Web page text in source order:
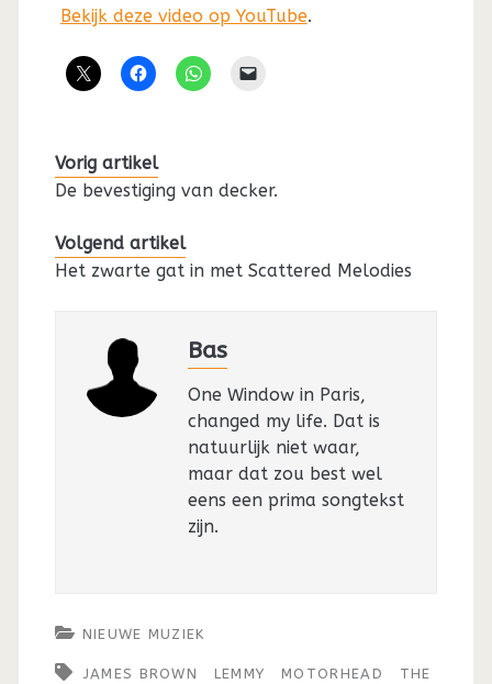
Bekijk deze video op YouTube.
Vorig artikel
De bevestiging van decker.
Volgend artikel
Het zwarte gat in met Scattered Melodies
Bas
One Window in Paris,
changed my life. Dat is
natuurlijk niet waar,
maar dat zou best wel
eens een prima songtekst
zijn.
NIEUWE MUZIEK
JAMES BROWN LEMMY MOTORHEAD THE